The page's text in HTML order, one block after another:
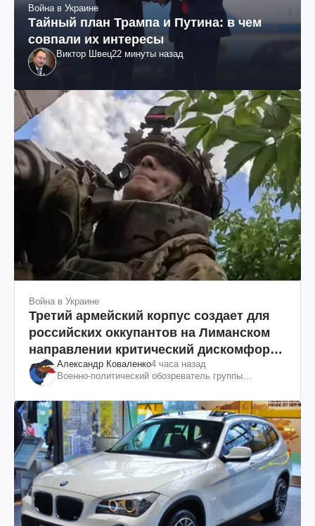
Война в Украине
Тайный план Трампа и Путина: в чем
совпали их интересы
Виктор Швец22 минуты назад
Война в Украине
Третий армейский корпус создает для
российских оккупантов на Лиманском
направлении критический дискомфорт:
как это удалось
Александр Коваленко4 часа назад
Военно-политический обозреватель группы